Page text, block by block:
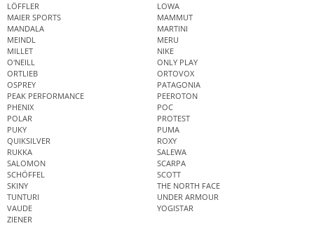
LÖFFLER
LOWA
MAIER SPORTS
MAMMUT
MANDALA
MARTINI
MEINDL
MERU
MILLET
NIKE
O'NEILL
ONLY PLAY
ORTLIEB
ORTOVOX
OSPREY
PATAGONIA
PEAK PERFORMANCE
PEEROTON
PHENIX
POC
POLAR
PROTEST
PUKY
PUMA
QUIKSILVER
ROXY
RUKKA
SALEWA
SALOMON
SCARPA
SCHÖFFEL
SCOTT
SKINY
THE NORTH FACE
TUNTURI
UNDER ARMOUR
VAUDE
YOGISTAR
ZIENER